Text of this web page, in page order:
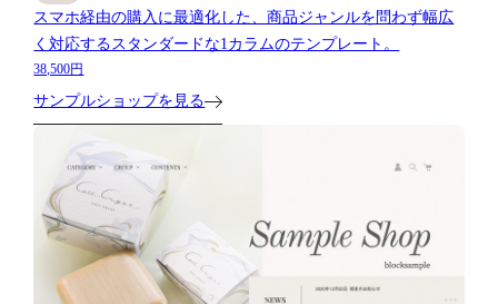
スマホ経由の購入に最適化した、商品ジャンルを問わず幅広
く対応するスタンダードな1カラムのテンプレート。
38,500円
サンプルショップを見る